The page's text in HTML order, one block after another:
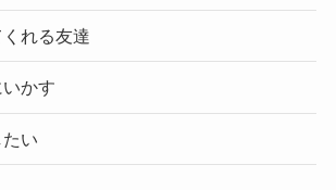
れる友達
かす
い